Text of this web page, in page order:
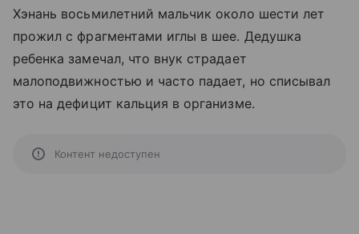
Хэнань восьмилетний мальчик около шести лет
прожил с фрагментами иглы в шее. Дедушка
ребенка замечал, что внук страдает
малоподвижностью и часто падает, но списывал
это на дефицит кальция в организме.
Контент недоступен